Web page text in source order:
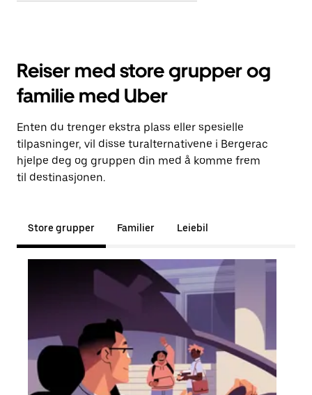
Reiser med store grupper og
familie med Uber
Enten du trenger ekstra plass eller spesielle
tilpasninger, vil disse turalternativene i Bergerac
hjelpe deg og gruppen din med å komme frem
til destinasjonen.
Store grupper Familier Leiebil